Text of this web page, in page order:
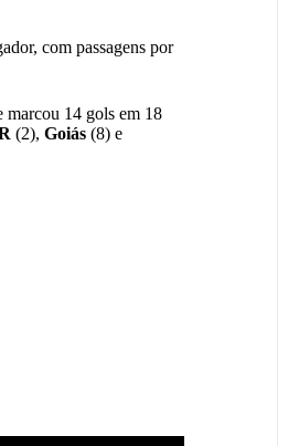
com passagens por
marcou 14 gols em 18
(2), Goiás (8) e